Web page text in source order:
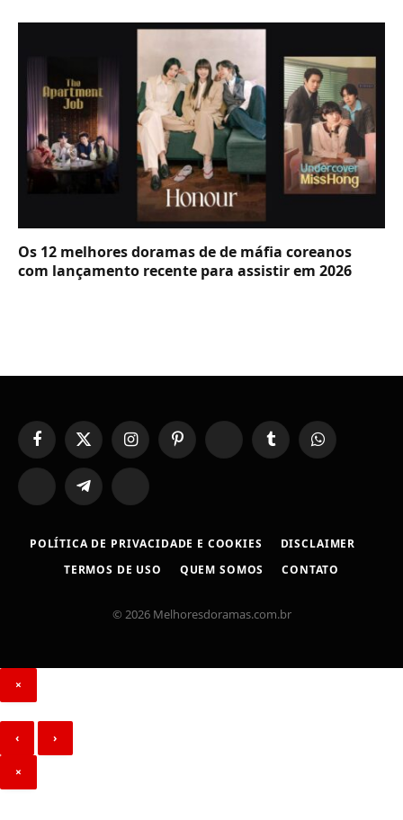
Os 12 melhores doramas de de máfia coreanos
com lançamento recente para assistir em 2026
FacebookX
(Twitter)
InstagramPinterest YouTubeTumblr WhatsApp
TikTok Telegram Threads
POLÍTICA DE PRIVACIDADE E COOKIES
DISCLAIMER
TERMOS DE USO
QUEM SOMOS CONTATO
© 2026 Melhoresdoramas.com.br
×
‹ ›
×